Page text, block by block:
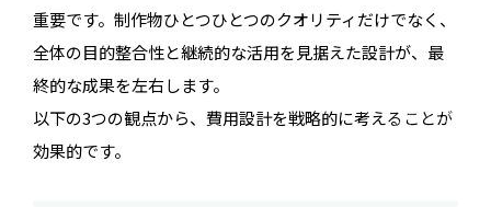
重要です。制作物ひとつひとつのクオリティだけでなく、
全体の目的整合性と継続的な活用を見据えた設計が、最
終的な成果を左右します。
以下の3つの観点から、費用設計を戦略的に考えることが
効果的です。